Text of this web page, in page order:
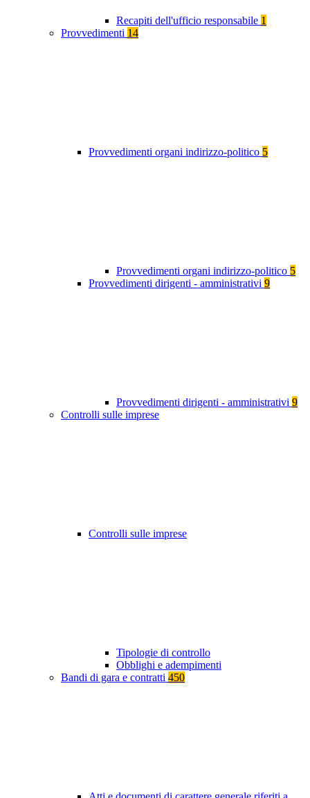
Recapiti dell'ufficio responsabile 1
Provvedimenti 14
Provvedimenti organi indirizzo-politico 5
Provvedimenti organi indirizzo-politico 5
Provvedimenti dirigenti - amministrativi 9
Provvedimenti dirigenti - amministrativi 9
Controlli sulle imprese
Controlli sulle imprese
Tipologie di controllo
Obblighi e adempimenti
Bandi di gara e contratti 450